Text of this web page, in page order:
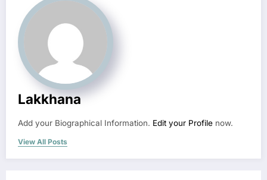
Lakkhana
Add your Biographical Information. Edit your Profile now.
View All Posts